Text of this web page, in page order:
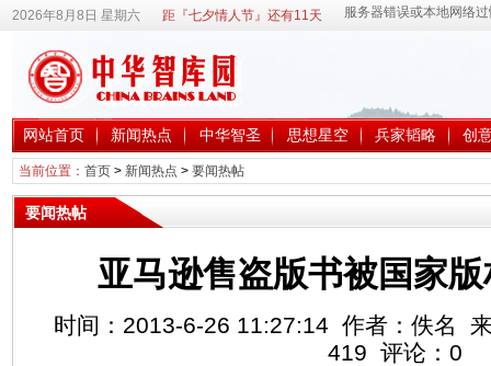
2026年8月8日 星期六 距『七夕情人节』还有11天
网站首页 新闻热点 中华智圣 思想星空 兵家韬略 创
当前位置： 首页> 新闻热点 > 要闻热帖
要闻热帖
亚马逊售盗版书被国家
时间：2013-6-26 11:27:14 作者：佚名
419 评论： 0